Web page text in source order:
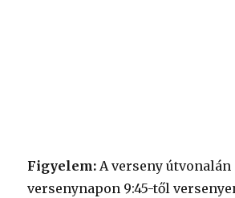
Figyelem: A verseny útvonalán
versenynapon 9:45-től